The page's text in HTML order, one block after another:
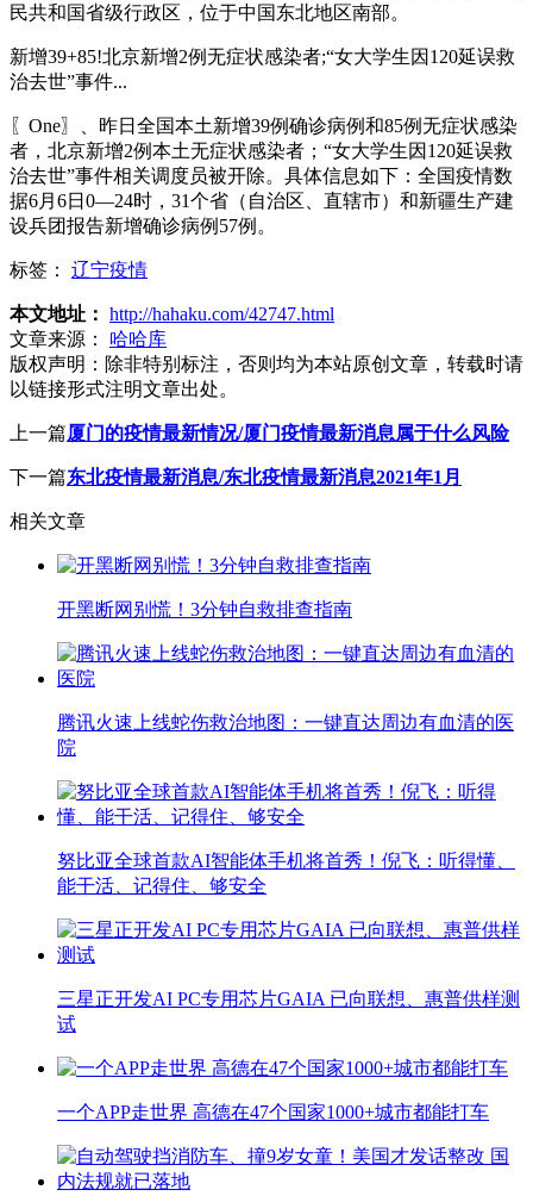
民共和国省级行政区，位于中国东北地区南部。
新增39+85!北京新增2例无症状感染者;“女大学生因120延误救
治去世”事件...
〖One〗、昨日全国本土新增39例确诊病例和85例无症状感染
者，北京新增2例本土无症状感染者；“女大学生因120延误救
治去世”事件相关调度员被开除。具体信息如下：全国疫情数
据6月6日0—24时，31个省（自治区、直辖市）和新疆生产建
设兵团报告新增确诊病例57例。
标签： 辽宁疫情
本文地址： http://hahaku.com/42747.html
文章来源：
哈哈库
版权声明： 除非特别标注，否则均为本站原创文章，转载时请
以链接形式注明文章出处。
上一篇厦门的疫情最新情况/厦门疫情最新消息属于什么风险
下一篇东北疫情最新消息/东北疫情最新消息2021年1月
相关文章
开黑断网别慌！3分钟自救排查指南
腾讯火速上线蛇伤救治地图：一键直达周边有血清的医
院
努比亚全球首款AI智能体手机将首秀！倪飞：听得懂、
能干活、记得住、够安全
三星正开发AI PC专用芯片GAIA 已向联想、惠普供样测
试
一个APP走世界 高德在47个国家1000+城市都能打车